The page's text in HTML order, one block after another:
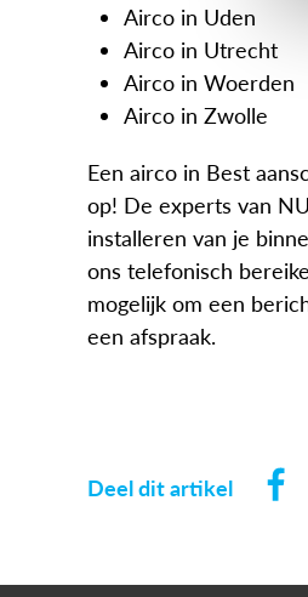
Airco in Uden
Airco in Utrecht
Airco in Woerden
Airco in Zwolle
Een airco in Best
op! De experts van
installeren van je
ons telefonisch
mogelijk om een
een afspraak.
Deel dit artikel